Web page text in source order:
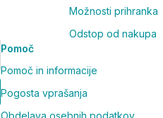
Možnosti prihranka
Odstop od nakupa
Pomoč
Pomoč in informacije
Pogosta vprašanja
Obdelava osebnih podatkov